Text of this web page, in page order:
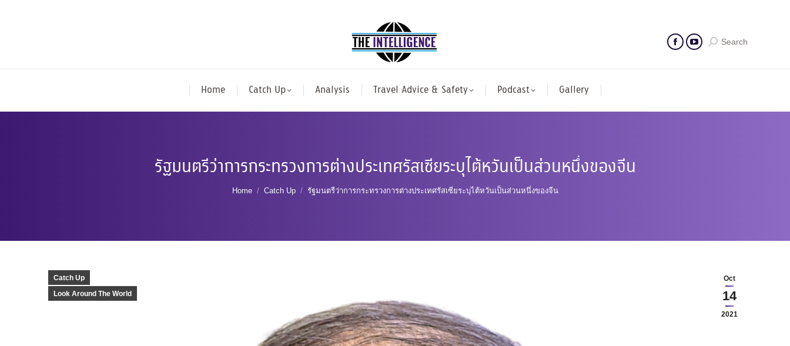
Search
Home Catch Up Analysis Travel Advice & Safety Podcast Gallery
รัฐมนตรีว่าการกระทรวงการต่างประเทศรัสเซียระบุไต้หวันเป็นส่วนหนึ่งของจีน
You are here:
Home Catch Up รัฐมนตรีว่าการกระทรวงการต่างประเทศรัสเซียระบุไต้หวันเป็นส่วนหนึ่งของจีน
Oct
14
2021
Catch Up
Look Around The World